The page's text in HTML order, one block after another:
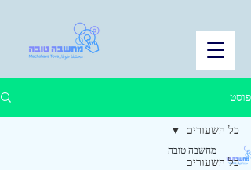
פוסט
כל השעורים
כל השעורים
מחשבה טובה